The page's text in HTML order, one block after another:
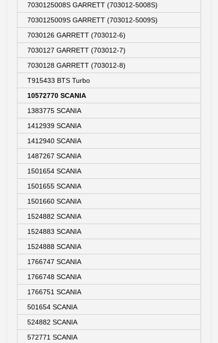
7030125008S GARRETT (703012-5008S)
7030125009S GARRETT (703012-5009S)
7030126 GARRETT (703012-6)
7030127 GARRETT (703012-7)
7030128 GARRETT (703012-8)
T915433 BTS Turbo
10572770 SCANIA
1383775 SCANIA
1412939 SCANIA
1412940 SCANIA
1487267 SCANIA
1501654 SCANIA
1501655 SCANIA
1501660 SCANIA
1524882 SCANIA
1524883 SCANIA
1524888 SCANIA
1766747 SCANIA
1766748 SCANIA
1766751 SCANIA
501654 SCANIA
524882 SCANIA
572771 SCANIA